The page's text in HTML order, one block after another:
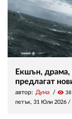
Екшън, драма,
предлагат
автор: Дума visibility
петък, 31 Юли 2026 /